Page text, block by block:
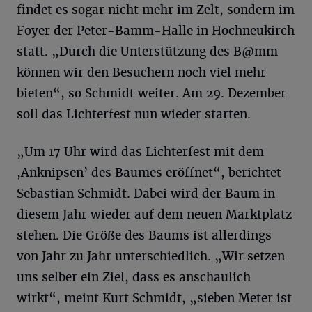
findet es sogar nicht mehr im Zelt, sondern im
Foyer der Peter-Bamm-Halle in Hochneukirch
statt. „Durch die Unterstützung des B@mm
können wir den Besuchern noch viel mehr
bieten“, so Schmidt weiter. Am 29. Dezember
soll das Lichterfest nun wieder starten.
„Um 17 Uhr wird das Lichterfest mit dem
,Anknipsen’ des Baumes eröffnet“, berichtet
Sebastian Schmidt. Dabei wird der Baum in
diesem Jahr wieder auf dem neuen Marktplatz
stehen. Die Größe des Baums ist allerdings
von Jahr zu Jahr unterschiedlich. „Wir setzen
uns selber ein Ziel, dass es anschaulich
wirkt“, meint Kurt Schmidt, „sieben Meter ist